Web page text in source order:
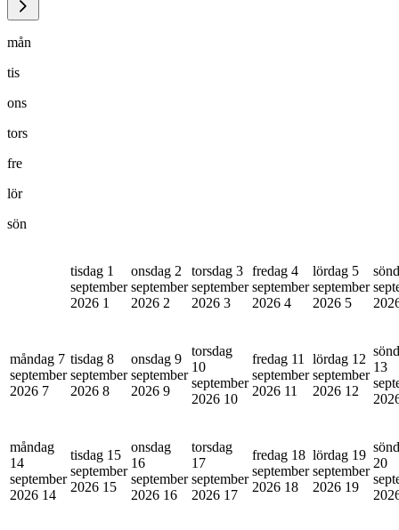
mån
tis
ons
tors
fre
lör
sön
tisdag 1
september
2026 1
onsdag 2
september
2026 2
torsdag 3
september
2026 3
fredag 4
september
2026 4
lördag 5
september
2026 5
måndag 7
september
2026 7
tisdag 8
september
2026 8
onsdag 9
september
2026 9
torsdag
10
september
2026 10
fredag 11
september
2026 11
lördag 12
september
2026 12
13
måndag
14
september
2026 14
tisdag 15
september
2026 15
onsdag
16
september
2026 16
torsdag
17
september
2026 17
fredag 18
september
2026 18
lördag 19
september
2026 19
20